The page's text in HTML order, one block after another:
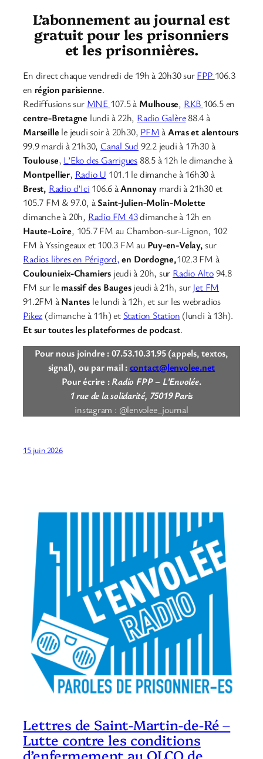
L’abonnement au journal est
gratuit pour les prisonniers
et les prisonnières.
En direct chaque vendredi de 19h à 20h30 surFPP 106.3
en région parisienne.
Rediffusions sur MNE 107.5 à Mulhouse, RKB 106.5 en
centre-Bretagne lundi à 22h, Radio Galère88.4 à
Marseille le jeudi soir à 20h30, PFMàArras et alentours
99.9 mardi à 21h30, Canal Sud 92.2 jeudi à 17h30 à
Toulouse, L’Eko des Garrigues 88.5 à 12h le dimanche à
Montpellier, Radio U 101.1 le dimanche à 16h30 à
Brest, Radio d’Ici 106.6 àAnnonay mardi à 21h30 et
105.7 FM & 97.0, àSaint-Julien-Molin-Molette
dimanche à 20h, Radio FM 43dimanche à 12h en
Haute-Loire, 105.7 FM au Chambon-sur-Lignon, 102
FM à Yssingeaux et 100.3 FM au Puy-en-Velay,sur
Radios libres en Périgord, en Dordogne,102.3 FM à
Coulounieix-Chamiers jeudi à 20h, sur Radio Alto94.8
FM sur lemassif des Baugesjeudi à 21h, sur Jet FM
91.2FM àNantes le lundi à 12h, et sur les webradios
Pikez (dimanche à 11h) et Station Station (lundi à 13h).
Et sur toutes les plateformes de podcast.
Pour nous joindre : 07.53.10.31.95 (appels, textos,
signal), ou par mail :contact@lenvolee.net
Pour écrire :Radio FPP – L’Envolée.
1 rue de la solidarité, 75019 Paris
instagram : @lenvolee_journal
15 juin 2026
Lettres de Saint-Martin-de-Ré –
Lutte contre les conditions
d’enfermement au QLCO de